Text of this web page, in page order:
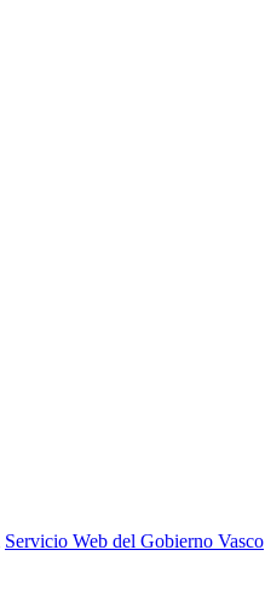
Servicio Web del Gobierno Vasco